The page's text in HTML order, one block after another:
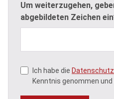
Um weiterzugehen,
abgebildeten Zeichen
Ich habe die
Kenntnis genommen und